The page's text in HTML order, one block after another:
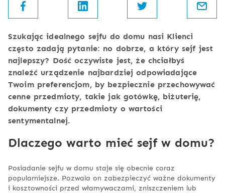
Szukając idealnego sejfu do domu nasi Klienci
często zadają pytanie: no dobrze, a który sejf jest
najlepszy? Dość oczywiste jest, że chciałbyś
znaleźć urządzenie najbardziej odpowiadające
Twoim preferencjom, by bezpiecznie przechowywać
cenne przedmioty, takie jak gotówkę, biżuterię,
dokumenty czy przedmioty o wartości
sentymentalnej.
Dlaczego warto mieć sejf w domu?
Posiadanie sejfu w domu staje się obecnie coraz
popularniejsze. Pozwala on zabezpieczyć ważne dokumenty
i kosztowności przed włamywaczami, zniszczeniem lub